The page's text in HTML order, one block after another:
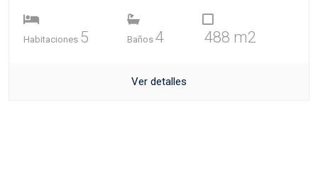
Habitaciones 5 Baños 4 488 m2
Ver detalles